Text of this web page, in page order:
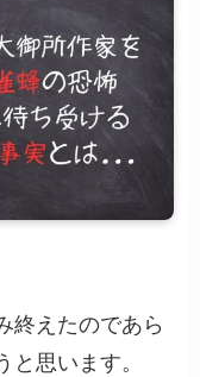
終えたのであら
思います。